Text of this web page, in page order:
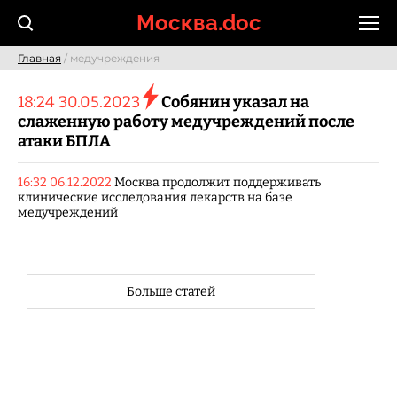
Москва.doc
Главная / медучреждения
18:24 30.05.2023
Собянин указал на
слаженную работу медучреждений после
атаки БПЛА
16:32 06.12.2022 Москва продолжит поддерживать
клинические исследования лекарств на базе
медучреждений
Больше статей